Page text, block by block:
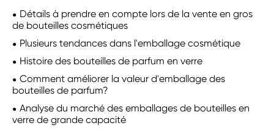
Détails à prendre en compte lors de la vente en gros
de bouteilles cosmétiques
Plusieurs tendances dans l'emballage cosmétique
Histoire des bouteilles de parfum en verre
Comment améliorer la valeur d'emballage des
bouteilles de parfum?
Analyse du marché des emballages de bouteilles en
verre de grande capacité